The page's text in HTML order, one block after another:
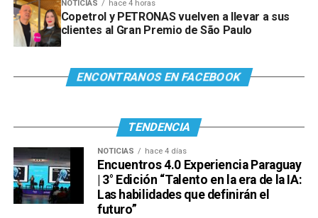
NOTICIAS hace 4 horas
Copetrol y PETRONAS vuelven a llevar a sus
clientes al Gran Premio de São Paulo
ENCONTRANOS EN FACEBOOK
TENDENCIA
NOTICIAS hace 4 días
Encuentros 4.0 Experiencia Paraguay
| 3° Edición “Talento en la era de la IA:
Las habilidades que definirán el
futuro”